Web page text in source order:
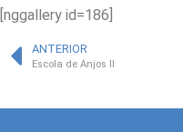
[nggallery id=186]
ANTERIOR
Escola de Anjos II